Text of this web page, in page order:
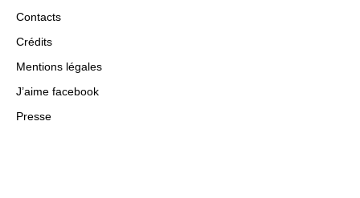
Contacts
Crédits
Mentions légales
J’aime facebook
Presse